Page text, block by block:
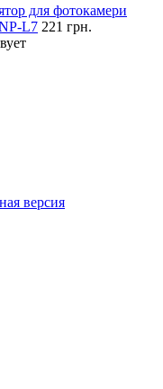
для фотокамери
L7 221 грн.
версия